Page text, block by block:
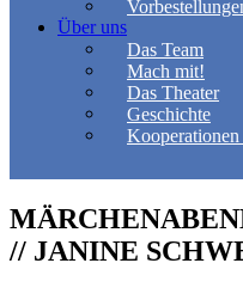
Über uns
Das Team
Mach mit!
Das Theater
Geschichte
// JANINE